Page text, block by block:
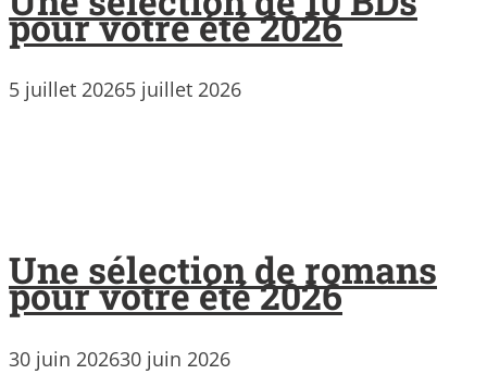
pour votre été 2026
5 juillet 20265 juillet 2026
Une sélection de romans
pour votre été 2026
30 juin 202630 juin 2026